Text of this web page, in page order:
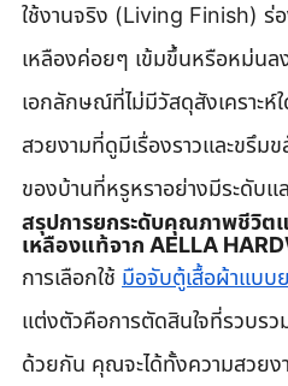
ใช้งานจริง (Living Finish) ร่
เหลืองค่อยๆ เข้มขึ้นหรือหม่นลง
เอกลักษณ์ที่ไม่มีวัสดุสังเคราะห์
สวยงามที่ดูมีเรื่องราวและขรึม
ของบ้านที่หรูหราอย่างมีระดับ
สรุปการยกระดับคุณภาพชีวิต
เหลืองแท้จาก AELLA
การเลือกใช้ มือจับตู้เสื้อผ้าแบบ
แต่งตัวคือการตัดสินใจที่รวบรว
ด้วยกัน คุณจะได้ทั้งความสวยง